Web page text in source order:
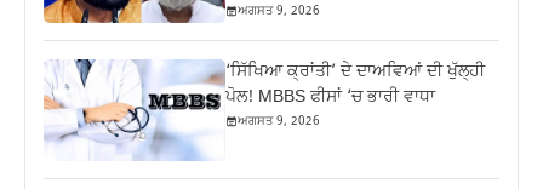
ਅਗਸਤ 9, 2026
‘ਸਿੱਖਿਆ ਕ੍ਰਾਂਤੀ’ ਦੇ ਦਾਅਵਿਆਂ ਦੀ ਖੁੱਲ੍ਹੀ
ਪੋਲ! MBBS ਫੀਸਾਂ ‘ਚ ਭਾਰੀ ਵਾਧਾ
ਅਗਸਤ 9, 2026